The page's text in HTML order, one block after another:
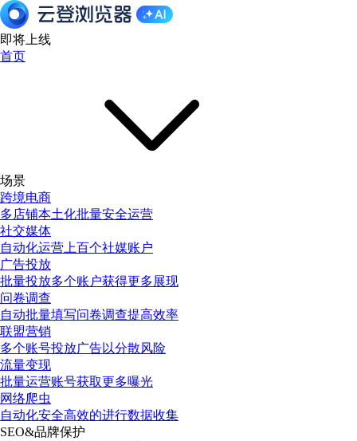
即将上线
首页
场景
跨境电商
多店铺本土化批量安全运营
社交媒体
自动化运营上百个社媒账户
广告投放
批量投放多个账户获得更多展现
问卷调查
自动批量填写问卷调查提高效率
联盟营销
多个账号投放广告以分散风险
流量变现
批量运营账号获取更多曝光
网络爬虫
自动化安全高效的进行数据收集
SEO&品牌保护